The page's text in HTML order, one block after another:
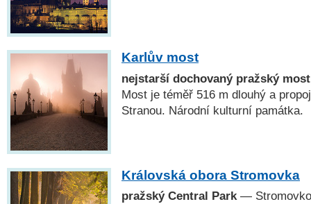
Karlův most
nejstarší dochovaný pražský
Most je téměř 516 m dlouhý a
Stranou. Národní kulturní památka.
Královská obora Stromovka
pražský Central Park —